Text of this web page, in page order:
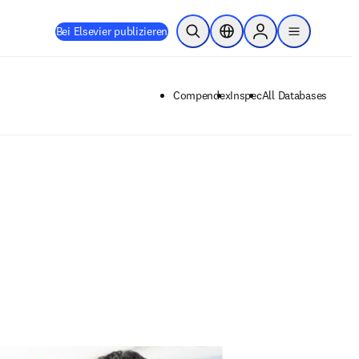
Bei Elsevier publizieren Suche öffnenStandortauswahl
Sign in to products
menu
CompendexInspecAll Databases